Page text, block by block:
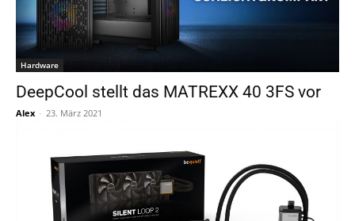
Hardware
DeepCool stellt das MATREXX 40 3FS vor
Alex - 23. März 2021